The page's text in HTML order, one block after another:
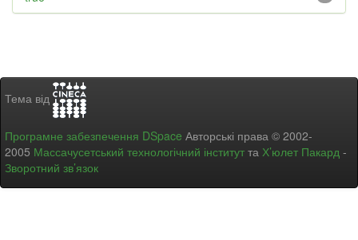
Тема від
Програмне забезпечення DSpace Авторські права © 2002-
2005 Массачусетський технологічний інститут та Х’юлет Пакард -
Зворотний зв’язок